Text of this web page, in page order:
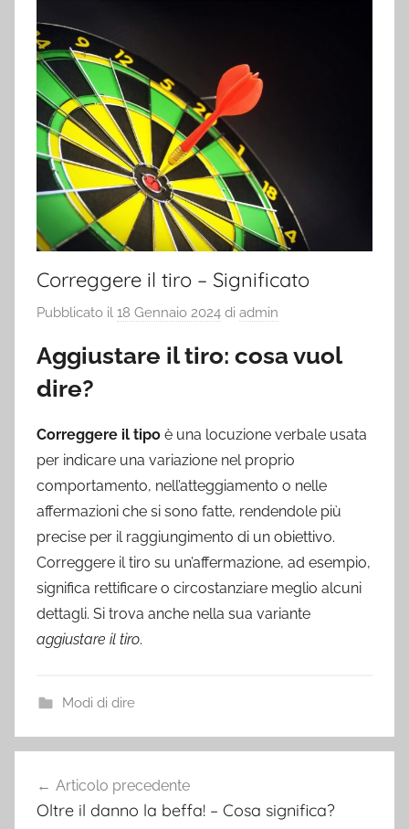
Correggere il tiro – Significato
Pubblicato il 18 Gennaio 2024 di admin
Aggiustare il tiro: cosa vuol
dire?
Correggere il tipo è una locuzione verbale usata
per indicare una variazione nel proprio
comportamento, nell’atteggiamento o nelle
affermazioni che si sono fatte, rendendole più
precise per il raggiungimento di un obiettivo.
Correggere il tiro su un’affermazione, ad esempio,
significa rettificare o circostanziare meglio alcuni
dettagli. Si trova anche nella sua variante
aggiustare il tiro.
Modi di dire
articoli
Articolo precedente
Oltre il danno la beffa! – Cosa significa?